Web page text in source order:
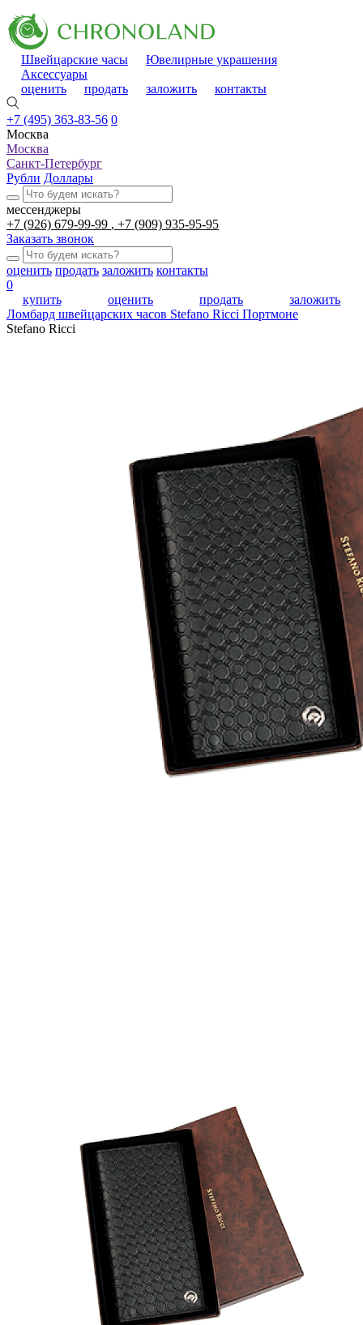
Швейцарские часы
Ювелирные украшения
Аксессуары
оценить
продать заложить контакты
+7 (495) 363-83-56 0
Москва
Москва
Санкт-Петербург
Рубли Доллары
мессенджеры
+7 (926) 679-99-99
+7 (909) 935-95-95
Заказать звонок
оценить продать заложить контакты
0
купить
оценить продать
заложить
Ломбард швейцарских часов Stefano Ricci Портмоне
Stefano Ricci